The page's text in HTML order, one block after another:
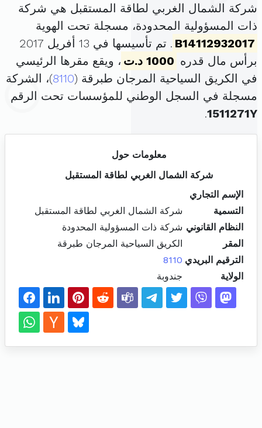
شركة الشمال الغربي لطاقة المستقبل هي شركة
ذات المسؤولية المحدودة، مسجلة تحت الهوية
B14112932017
. تم تأسيسها في 13 أفريل 2017
برأس مال قدره 1000 د.ت
، ويقع مقرها الرئيسي
في الكريق السياحية المرجان طبرقة (8110)، الشركة
مسجلة في السجل الوطني للمؤسسات تحت الرقم
1511271Y
.
معلومات حول
شركة الشمال الغربي لطاقة المستقبل
الإسم التجاري
التسمية
شركة الشمال الغربي لطاقة المستقبل
النظام القانوني شركة ذات المسؤولية المحدودة
المقر
الكريق السياحية المرجان طبرقة
الترقيم البريدي 8110
الولاية
جندوبة